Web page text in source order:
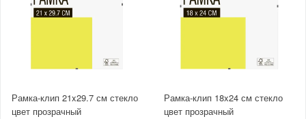
Рамка-клип 21x29.7 см стекло
цвет прозрачный
Рамка-клип 18x24 см стекло
цвет прозрачный